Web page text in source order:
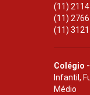
(11)
(11)
(11)
Colégio
Infantil,
Médio